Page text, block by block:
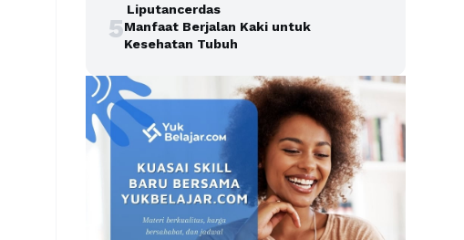
Liputancerdas
5Manfaat Berjalan Kaki untuk
Kesehatan Tubuh